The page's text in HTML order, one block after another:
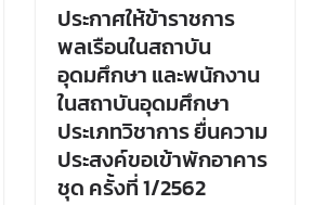
ประกาศให้ข้าราชการ
พลเรือนในสถาบัน
อุดมศึกษา และพนักงาน
ในสถาบันอุดมศึกษา
ประเภทวิชาการ ยื่นความ
ประสงค์ขอเข้าพักอาคาร
ชุด ครั้งที่ 1/2562